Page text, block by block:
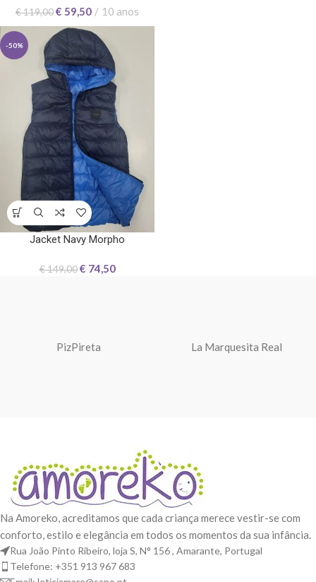
€119,00€ 59,50 10 anos
-50%
Jacket Navy Morpho
€149,00 € 74,50
PizPireta La Marquesita Real
Na Amoreko, acreditamos que cada criança merece vestir-se com
conforto, estilo e elegância em todos os momentos da sua infância.
Rua João Pinto Ribeiro, loja S, N° 156 , Amarante, Portugal
Telefone: +351 913 967 683